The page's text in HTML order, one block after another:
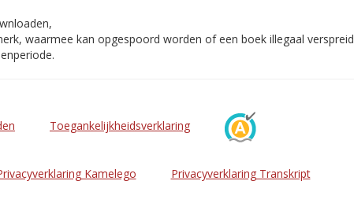
waarmee kan opgespoord worden of een boek illegaal verspreid
Toegankelijkheidsverklaring
Kamelego Privacyverklaring Transkript